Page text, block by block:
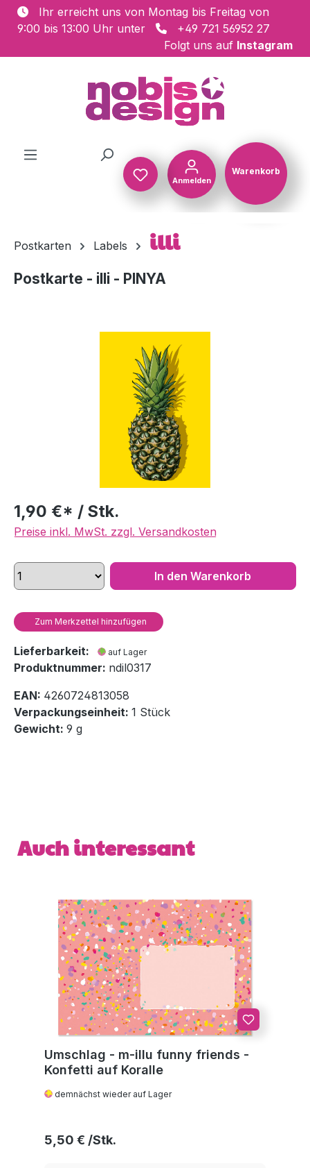
Zum Hauptinhalt springen
Ihr erreicht uns von Montag bis Freitag von
9:00 bis 13:00 Uhr unter
+49 721 56952 27
Folgt uns auf Instagram
Anmelden
Warenkorb
Postkarten Labels illi
Postkarte - illi - PINYA
1,90 €* / Stk.
Preise inkl. MwSt. zzgl. Versandkosten
In den Warenkorb
Zum Merkzettel hinzufügen
Lieferbarkeit: auf Lager
Produktnummer: ndil0317
EAN: 4260724813058
Verpackungseinheit: 1 Stück
Gewicht: 9 g
Produktgalerie überspringen
Auch interessant
Umschlag - m-illu funny friends -
Konfetti auf Koralle
demnächst wieder auf Lager
Regulärer Preis:
5,50 €